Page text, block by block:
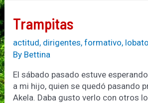
misma
sangre
Trampitas
actitud, dirigentes,formativo,
By Bettina
El sábado pasado estuve
a mi hijo, quien se quedó pasando
Akela. Daba gusto verlo con otros